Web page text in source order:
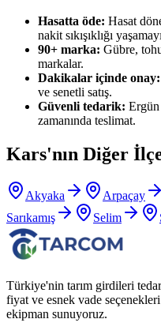
Hasatta öde: Hasat
nakit sıkışıklığı
90+ marka: Gübre,
markalar.
Dakikalar içinde onay:
ve senetli satış.
Güvenli tedarik:
zamanında teslimat.
Kars'nın Diğer
Akyaka Arpaçay
Sarıkamış
Selim
Türkiye'nin tarım girdileri
fiyat ve esnek vade
ekipman sunuyoruz.